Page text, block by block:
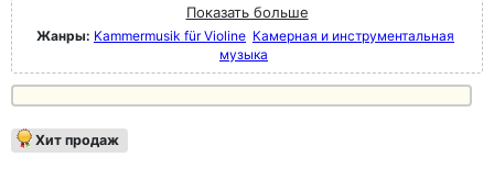
Показать больше
Жанры: Kammermusik für Violine Камерная и инструментальная
музыка
Хит продаж